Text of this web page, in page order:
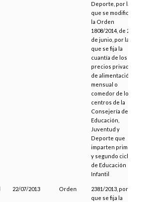
Deporte, por la
que se modifica
la Orden
1808/2014, de 2
de junio, por la
que se fija la
cuantía de los
precios privados
de alimentación
mensual o
comedor de los
centros de la
Consejería de
Educación,
Juventud y
Deporte que
imparten primer
y segundo ciclo
de Educación
Infantil
22/07/2013 Orden
2381/2013, por la
que se fija la